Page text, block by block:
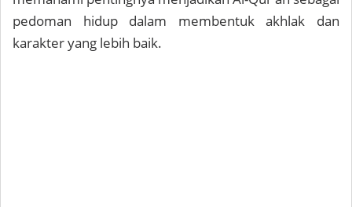
pedoman hidup dalam membentuk akhlak dan
karakter yang lebih baik.